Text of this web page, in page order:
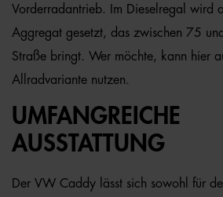
Vorderradantrieb. Im Dieselregal wird
Aggregat gesetzt, das zwischen 75
Straße bringt. Wer möchte, kann hier
Allradvariante nutzen.
UMFANGREICHE
AUSSTATTUNG
Der VW Caddy lässt sich sowohl für